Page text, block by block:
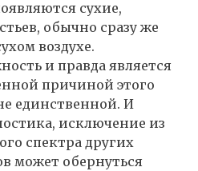
сухие,
обычно сразу же
воздухе.
и правда является
причиной этого
единственной. И
исключение из
спектра других
может обернуться